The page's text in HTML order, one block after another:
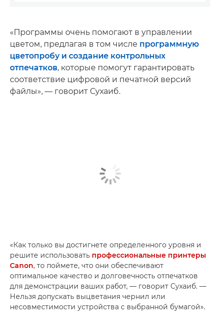
«Программы очень помогают в управлении
цветом, предлагая в том числе программную
цветопробу и создание контрольных
отпечатков, которые помогут гарантировать
соответствие цифровой и печатной версий
файлы», — говорит Сухаиб.
«Как только вы достигнете определенного уровня и
решите использовать профессиональные принтеры
Canon, то поймете, что они обеспечивают
оптимальное качество и долговечность отпечатков
для демонстрации ваших работ, — говорит Сухаиб. —
Нельзя допускать выцветания чернил или
несовместимости устройства с выбранной бумагой».